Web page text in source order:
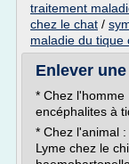
traitement
chez le chat /
maladie du tique
Enlever
* Chez l'homme
encéphalites à
* Chez l'animal
Lyme chez le